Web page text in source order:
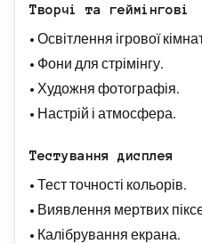
Творчі та геймінгові
• Освітлення ігрової
• Фони для стрімінгу.
• Художня фотографія.
• Настрій і атмосфера.
Тестування дисплея
• Тест точності кольорів.
• Виявлення мертвих
• Калібрування екрана.